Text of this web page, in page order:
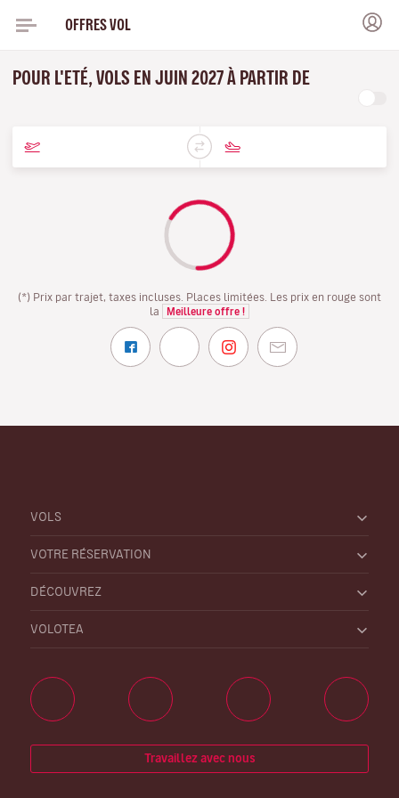
OFFRES VOL
POUR L'ETÉ, VOLS EN JUIN 2027 À PARTIR DE
(*) Prix par trajet, taxes incluses. Places limitées. Les prix en rouge sont
la
Meilleure offre !
VOLS
VOTRE RÉSERVATION
DÉCOUVREZ
VOLOTEA
Travaillez avec nous